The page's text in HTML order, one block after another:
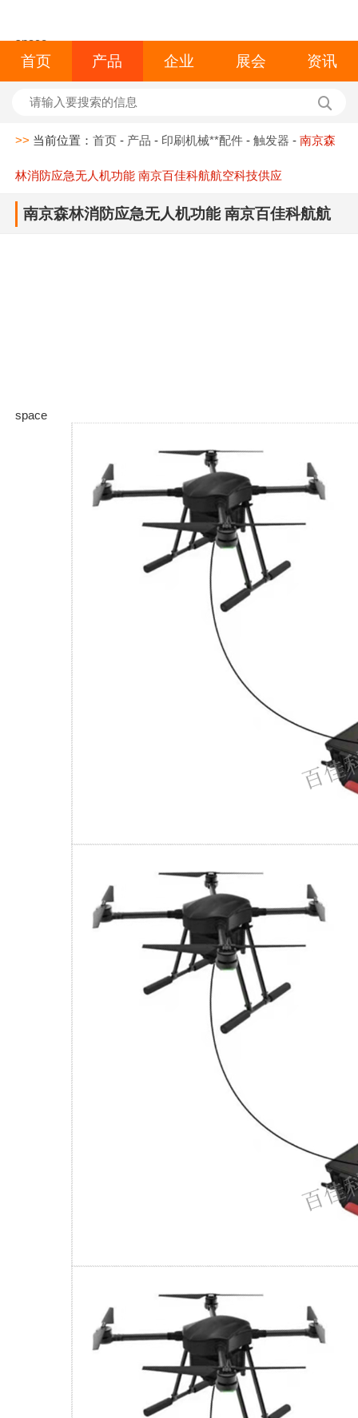
space
首页 产品 企业 展会 资讯
>> 当前位置：首页 - 产品 - 印刷机械**配件 -触发器 -南京森
林消防应急无人机功能 南京百佳科航航空科技供应
南京森林消防应急无人机功能 南京百佳科航航
space